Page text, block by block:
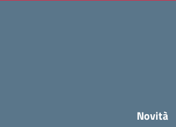
Novità